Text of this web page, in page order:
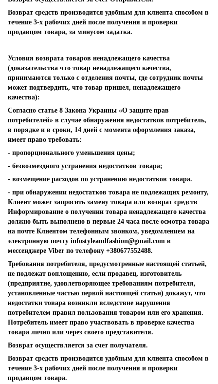
Возврат средств производится удобным для клиента способом в
течение 3-х рабочих дней после получения и проверки
продавцом товара, за минусом задатка.
Условия возврата товаров ненадлежащего качества
(доказательства что товар ненадлежащего качества,
принимаются только с отделения почты, где сотрудник почты
может подтвердить, что товар пришел, ненадлежащего
качества):
Согласно статье 8 Закона Украины «О защите прав
потребителей» в случае обнаружения недостатков потребитель,
в порядке и в сроки, 14 дней с момента оформления заказа,
имеет право требовать:
- пропорционального уменьшения цены;
- безвозмездного устранения недостатков товара;
- возмещение расходов по устранению недостатков товара.
- при обнаружении недостатков товара не подлежащих ремонту,
Клиент может запросить замену товара или возврат средств
Информирование о получении товара ненадлежащего качества
должно быть выполнено в первые 24 часа после осмотра товара
на почте Клиентом телефонным звонком, уведомлением на
электронную почту infostyleandfashion@gmail.com в
мессенджере Viber по телефону +380677552488.
Требования потребителя, предусмотренные настоящей статьей,
не подлежат воплощению, если продавец, изготовитель
(предприятие, удовлетворяющее требованиям потребителя,
установленные частью первой настоящей статьи) докажут, что
недостатки товара возникли вследствие нарушения
потребителем правил пользования товаром или его хранения.
Потребитель имеет право участвовать в проверке качества
товара лично или через своего представителя.
Возврат осуществляется за счет получателя.
Возврат средств производится удобным для клиента способом в
течение 3-х рабочих дней после получения и проверки
продавцом товара.